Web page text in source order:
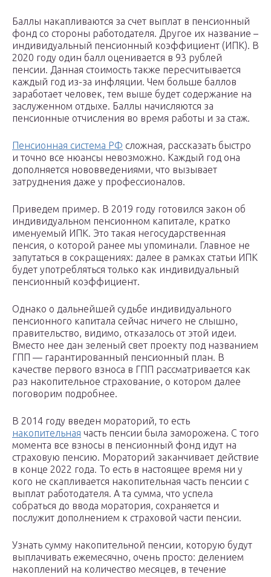
Баллы накапливаются за счет выплат в пенсионный
фонд со стороны работодателя. Другое их название –
индивидуальный пенсионный коэффициент (ИПК). В
2020 году один балл оценивается в 93 рублей
пенсии. Данная стоимость также пересчитывается
каждый год из-за инфляции. Чем больше баллов
заработает человек, тем выше будет содержание на
заслуженном отдыхе. Баллы начисляются за
пенсионные отчисления во время работы и за стаж.
Пенсионная система РФ сложная, рассказать быстро
и точно все нюансы невозможно. Каждый год она
дополняется нововведениями, что вызывает
затруднения даже у профессионалов.
Приведем пример. В 2019 году готовился закон об
индивидуальном пенсионном капитале, кратко
именуемый ИПК. Это такая негосударственная
пенсия, о которой ранее мы упоминали. Главное не
запутаться в сокращениях: далее в рамках статьи ИПК
будет употребляться только как индивидуальный
пенсионный коэффициент.
Однако о дальнейшей судьбе индивидуального
пенсионного капитала сейчас ничего не слышно,
правительство, видимо, отказалось от этой идеи.
Вместо нее дан зеленый свет проекту под названием
ГПП — гарантированный пенсионный план. В
качестве первого взноса в ГПП рассматривается как
раз накопительное страхование, о котором далее
поговорим подробнее.
В 2014 году введен мораторий, то есть
накопительная часть пенсии была заморожена. С того
момента все взносы в пенсионный фонд идут на
страховую пенсию. Мораторий заканчивает действие
в конце 2022 года. То есть в настоящее время ни у
кого не скапливается накопительная часть пенсии с
выплат работодателя. А та сумма, что успела
собраться до ввода моратория, сохраняется и
послужит дополнением к страховой части пенсии.
Узнать сумму накопительной пенсии, которую будут
выплачивать ежемесячно, очень просто: делением
накоплений на количество месяцев, в течение